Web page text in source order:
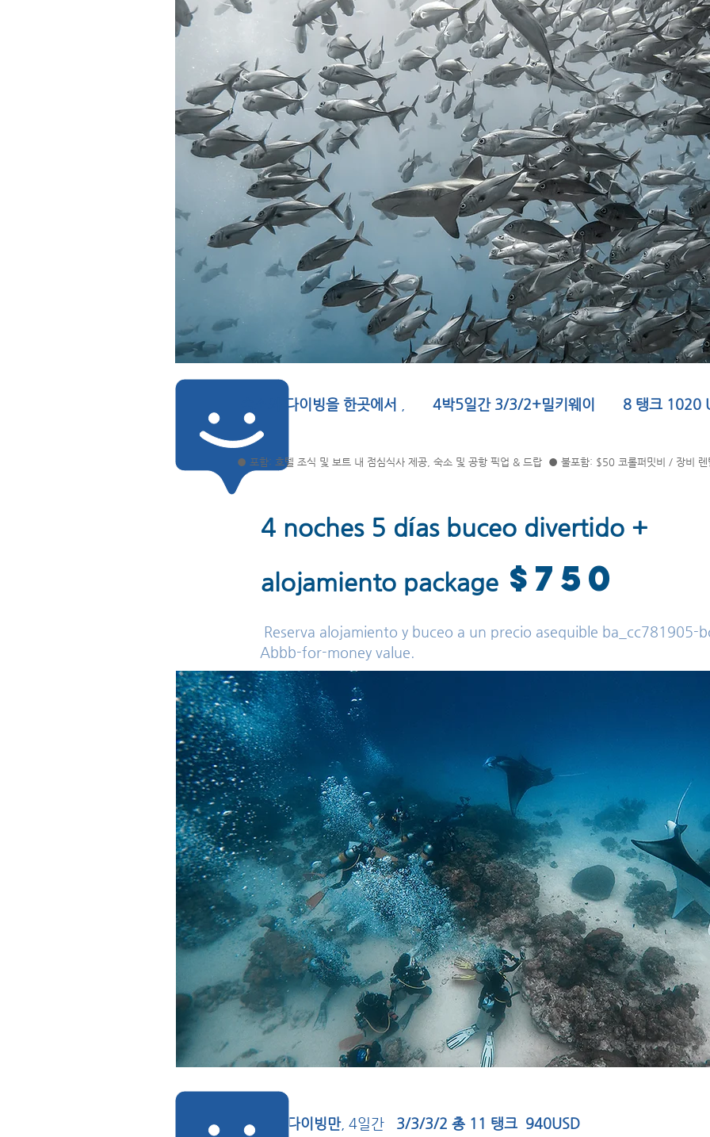
4 noches 5 días buceo divertido +
alojamiento package $750
​Reserva alojamiento y buceo a un precio asequible ba_cc781905-
Abbb-for-money value.
숙소와 다이빙을 한곳에서 4박5일간 3/3/2+밀키웨이 8 탱크 1020
● 포함: 호텔 조식 및 보트 내 점심식사 제공, 숙소 및 공항 픽업 & 드랍 ● 불포함: $50 코롤퍼밋비 / 장비
오직 다이빙만, 4일간 3/3/3/2 총 11 탱크 940USD